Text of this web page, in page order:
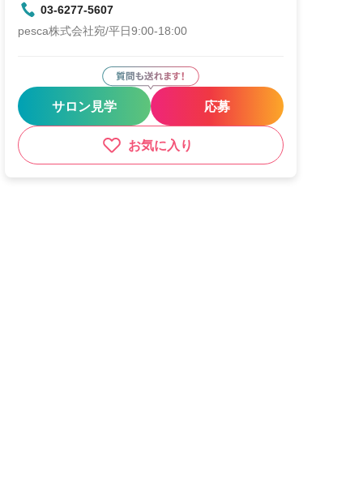
03-6277-5607
pesca株式会社宛/平日9:00-18:00
サロン見学 応募
お気に入り